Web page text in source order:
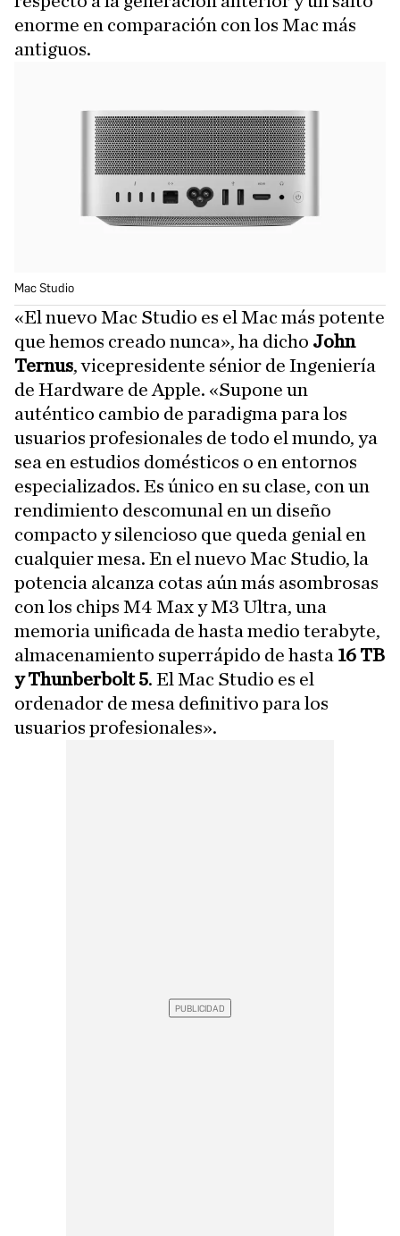
enorme en comparación con los Mac más
antiguos.
Mac Studio
«El nuevo Mac Studio es el Mac más potente
que hemos creado nunca», ha dicho John
Ternus, vicepresidente sénior de Ingeniería
de Hardware de Apple. «Supone un
auténtico cambio de paradigma para los
usuarios profesionales de todo el mundo, ya
sea en estudios domésticos o en entornos
especializados. Es único en su clase, con un
rendimiento descomunal en un diseño
compacto y silencioso que queda genial en
cualquier mesa. En el nuevo Mac Studio, la
potencia alcanza cotas aún más asombrosas
con los chips M4 Max y M3 Ultra, una
memoria unificada de hasta medio terabyte,
almacenamiento superrápido de hasta 16 TB
y Thunberbolt 5. El Mac Studio es el
ordenador de mesa definitivo para los
usuarios profesionales».